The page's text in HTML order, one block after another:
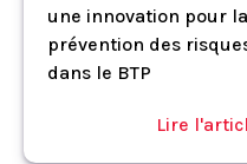
une innovation pour la
prévention des
dans le BTP
Lire